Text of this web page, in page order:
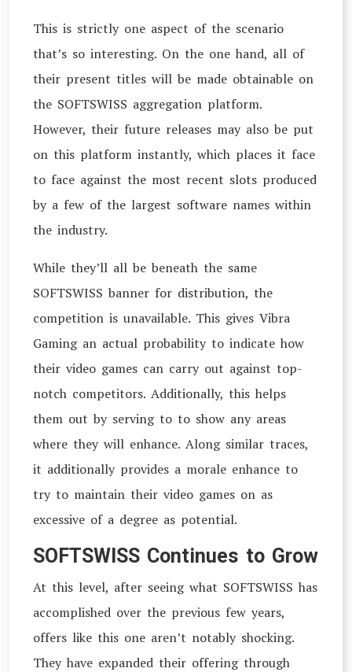
This is strictly one aspect of the scenario
that’s so interesting. On the one hand, all of
their present titles will be made obtainable on
the SOFTSWISS aggregation platform.
However, their future releases may also be put
on this platform instantly, which places it face
to face against the most recent slots produced
by a few of the largest software names within
the industry.
While they’ll all be beneath the same
SOFTSWISS banner for distribution, the
competition is unavailable. This gives Vibra
Gaming an actual probability to indicate how
their video games can carry out against top-
notch competitors. Additionally, this helps
them out by serving to to show any areas
where they will enhance. Along similar traces,
it additionally provides a morale enhance to
try to maintain their video games on as
excessive of a degree as potential.
SOFTSWISS Continues to Grow
At this level, after seeing what SOFTSWISS has
accomplished over the previous few years,
offers like this one aren’t notably shocking.
They have expanded their offering through